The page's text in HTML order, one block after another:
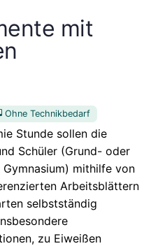
mit
Ohne Technikbedarf
Stunde sollen die
Schüler (Grund- oder
Gymnasium) mithilfe von
Arbeitsblättern
selbstständig
zu Eiweißen